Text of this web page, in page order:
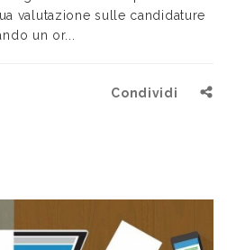
valutazione sulle candidature
un or...
Condividi